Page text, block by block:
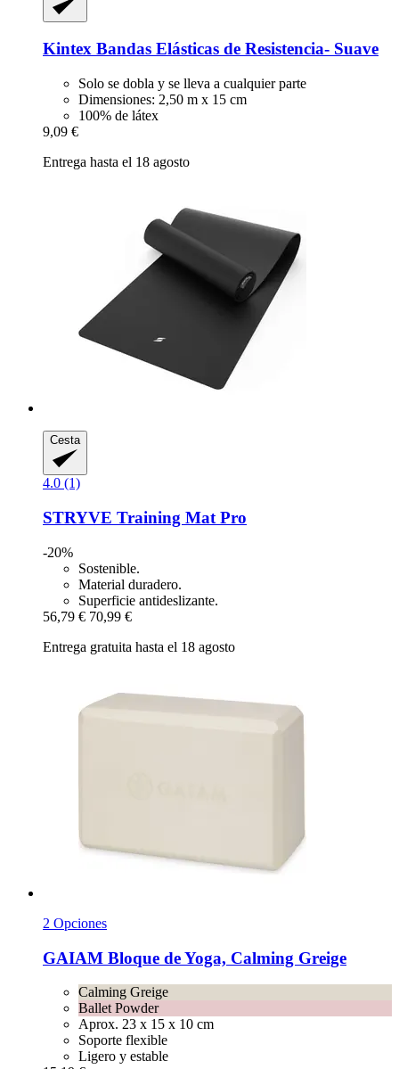
Kintex Bandas Elásticas de Resistencia-​ Suave
Solo se dobla y se lleva a cualquier parte
Dimensiones: 2,50 m x 15 cm
100% de látex
9,09 €
Entrega hasta el 18 agosto
Cesta
4.0 (1)
STRYVE Training Mat Pro
-20%
Sostenible.
Material duradero.
Superficie antideslizante.
56,79 € 70,99 €
Entrega gratuita hasta el 18 agosto
2 Opciones
GAIAM Bloque de Yoga, Calming Greige
Calming Greige
Ballet Powder
Aprox. 23 x 15 x 10 cm
Soporte flexible
Ligero y estable